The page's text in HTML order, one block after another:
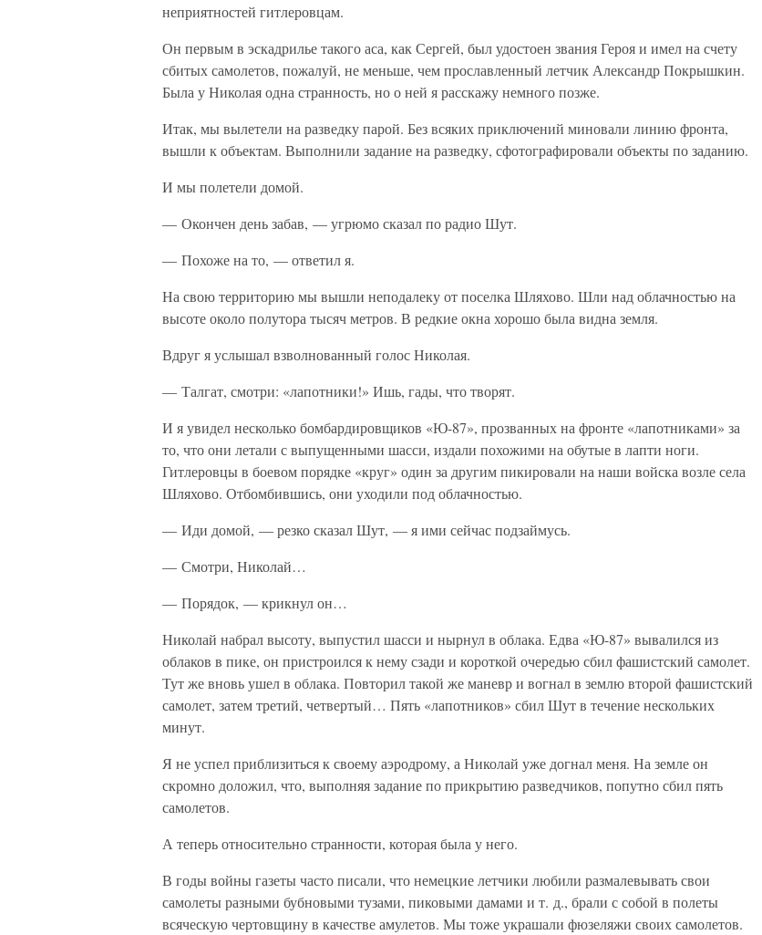
неприятностей гитлеровцам.
Он первым в эскадрилье такого аса, как Сергей, был удостоен звания Героя и имел на счету
сбитых самолетов, пожалуй, не меньше, чем прославленный летчик Александр Покрышкин.
Была у Николая одна странность, но о ней я расскажу немного позже.
Итак, мы вылетели на разведку парой. Без всяких приключений миновали линию фронта,
вышли к объектам. Выполнили задание на разведку, сфотографировали объекты по заданию.
И мы полетели домой.
— Окончен день забав, — угрюмо сказал по радио Шут.
— Похоже на то, — ответил я.
На свою территорию мы вышли неподалеку от поселка Шляхово. Шли над облачностью на
высоте около полутора тысяч метров. В редкие окна хорошо была видна земля.
Вдруг я услышал взволнованный голос Николая.
— Талгат, смотри: «лапотники!» Ишь, гады, что творят.
И я увидел несколько бомбардировщиков «Ю-87», прозванных на фронте «лапотниками» за
то, что они летали с выпущенными шасси, издали похожими на обутые в лапти ноги.
Гитлеровцы в боевом порядке «круг» один за другим пикировали на наши войска возле села
Шляхово. Отбомбившись, они уходили под облачностью.
— Иди домой, — резко сказал Шут, — я ими сейчас подзаймусь.
— Смотри, Николай…
— Порядок, — крикнул он…
Николай набрал высоту, выпустил шасси и нырнул в облака. Едва «Ю-87» вывалился из
облаков в пике, он пристроился к нему сзади и короткой очередью сбил фашистский самолет.
Тут же вновь ушел в облака. Повторил такой же маневр и вогнал в землю второй фашистский
самолет, затем третий, четвертый… Пять «лапотников» сбил Шут в течение нескольких
минут.
Я не успел приблизиться к своему аэродрому, а Николай уже догнал меня. На земле он
скромно доложил, что, выполняя задание по прикрытию разведчиков, попутно сбил пять
самолетов.
А теперь относительно странности, которая была у него.
В годы войны газеты часто писали, что немецкие летчики любили размалевывать свои
самолеты разными бубновыми тузами, пиковыми дамами и т. д., брали с собой в полеты
всяческую чертовщину в качестве амулетов. Мы тоже украшали фюзеляжи своих самолетов.